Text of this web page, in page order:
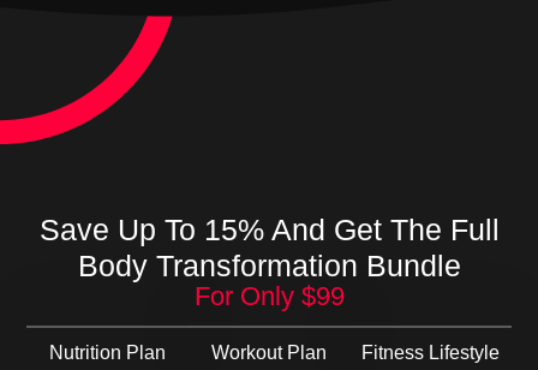
Save Up To 15% And Get The Full
Body Transformation Bundle
For Only $99
Nutrition Plan
Workout Plan
Fitness Lifestyle